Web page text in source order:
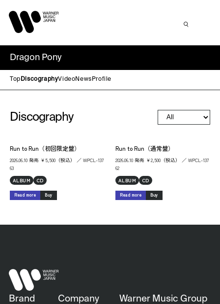
Dragon Pony
Top DiscographyVideoNews Profile
Discography
Run to Run（初回限定盤）
2026.06.10 発売 ￥5,500（税込） ／ WPCL-137
63
ALBUM
CD
Read more Buy
Run to Run（通常盤）
2026.06.10 発売 ￥2,500（税込） ／ WPCL-137
62
ALBUM
CD
Read more Buy
Brand Company Warner Music Group